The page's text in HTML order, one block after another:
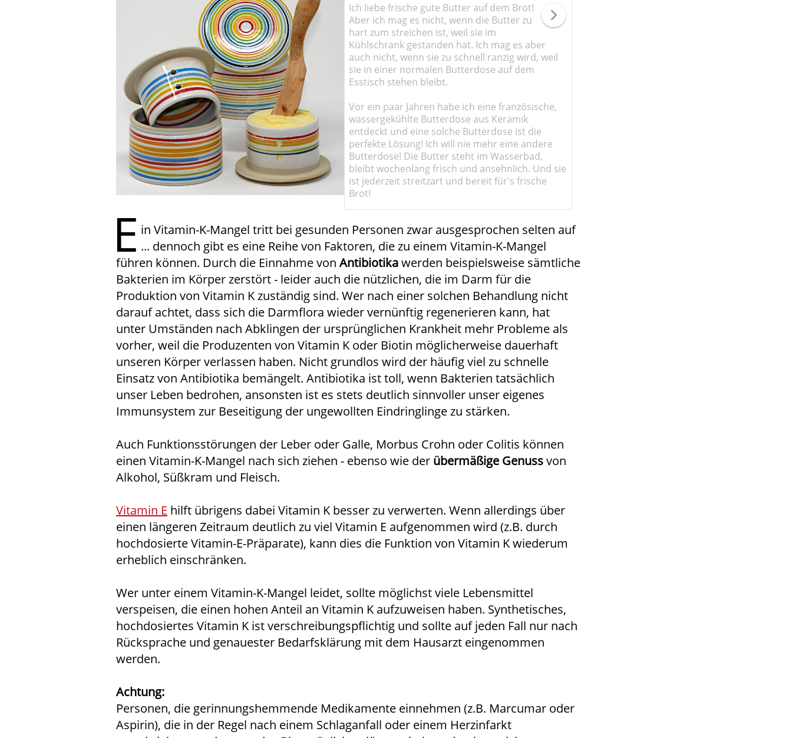
Ich liebe frische gute Butter auf dem Brot!
Aber ich mag es nicht, wenn die Butter zu
hart zum streichen ist, weil sie im
Kühlschrank gestanden hat. Ich mag es aber
auch nicht, wenn sie zu schnell ranzig wird, weil
sie in einer normalen Butterdose auf dem
Esstisch stehen bleibt.
Vor ein paar Jahren habe ich eine französische,
wassergekühlte Butterdose aus Keramik
entdeckt und eine solche Butterdose ist die
perfekte Lösung! Ich will nie mehr eine andere
Butterdose! Die Butter steht im Wasserbad,
bleibt wochenlang frisch und ansehnlich. Und sie
ist jederzeit streitzart und bereit für's frische
Brot!
E in Vitamin-K-Mangel tritt bei gesunden Personen zwar ausgesprochen selten auf
... dennoch gibt es eine Reihe von Faktoren, die zu einem Vitamin-K-Mangel
führen können. Durch die Einnahme von Antibiotikawerden beispielsweise sämtliche
Bakterien im Körper zerstört - leider auch die nützlichen, die im Darm für die
Produktion von Vitamin K zuständig sind. Wer nach einer solchen Behandlung nicht
darauf achtet, dass sich die Darmflora wieder vernünftig regenerieren kann, hat
unter Umständen nach Abklingen der ursprünglichen Krankheit mehr Probleme als
vorher, weil die Produzenten von Vitamin K oder Biotin möglicherweise dauerhaft
unseren Körper verlassen haben. Nicht grundlos wird der häufig viel zu schnelle
Einsatz von Antibiotika bemängelt. Antibiotika ist toll, wenn Bakterien tatsächlich
unser Leben bedrohen, ansonsten ist es stets deutlich sinnvoller unser eigenes
Immunsystem zur Beseitigung der ungewollten Eindringlinge zu stärken.
Auch Funktionsstörungen der Leber oder Galle, Morbus Crohn oder Colitis können
einen Vitamin-K-Mangel nach sich ziehen - ebenso wie der übermäßige Genussvon
Alkohol, Süßkram und Fleisch.
Vitamin E hilft übrigens dabei Vitamin K besser zu verwerten. Wenn allerdings über
einen längeren Zeitraum deutlich zu viel Vitamin E aufgenommen wird (z.B. durch
hochdosierte Vitamin-E-Präparate), kann dies die Funktion von Vitamin K wiederum
erheblich einschränken.
Wer unter einem Vitamin-K-Mangel leidet, sollte möglichst viele Lebensmittel
verspeisen, die einen hohen Anteil an Vitamin K aufzuweisen haben. Synthetisches,
hochdosiertes Vitamin K ist verschreibungspflichtig und sollte auf jeden Fall nur nach
Rücksprache und genauester Bedarfsklärung mit dem Hausarzt eingenommen
werden.
Achtung:
Personen, die gerinnungshemmende Medikamente einnehmen (z.B. Marcumar oder
Aspirin), die in der Regel nach einem Schlaganfall oder einem Herzinfarkt